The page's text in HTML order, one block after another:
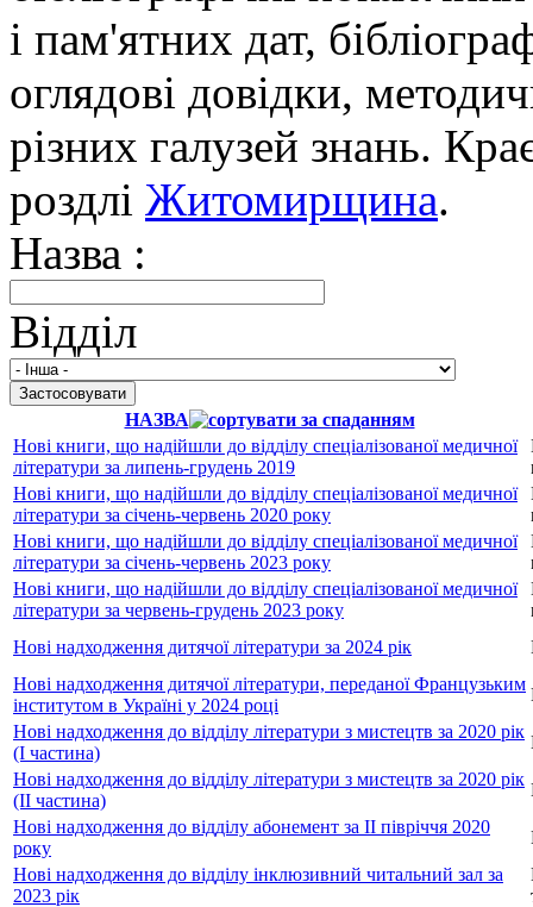
і пам'ятних дат,
оглядові довідки,
різних галузей знань.
роздлі Житомирщина.
Назва :
Відділ
НАЗВА
Нові книги, що надійшли до відділу спеціалізованої медичної
літератури за липень-грудень 2019
Нові книги, що надійшли до відділу спеціалізованої медичної
літератури за січень-червень 2020 року
Нові книги, що надійшли до відділу спеціалізованої медичної
літератури за січень-червень 2023 року
Нові книги, що надійшли до відділу спеціалізованої медичної
літератури за червень-грудень 2023 року
Нові надходження дитячої літератури за 2024 рік
Нові надходження дитячої літератури, переданої Французьким
інститутом в Україні у 2024 році
Нові надходження до відділу літератури з мистецтв за 2020 рік
(І частина)
Нові надходження до відділу літератури з мистецтв за 2020 рік
(ІІ частина)
Нові надходження до відділу абонемент за ІІ півріччя 2020
року
Нові надходження до відділу інклюзивний читальний зал за
2023 рік